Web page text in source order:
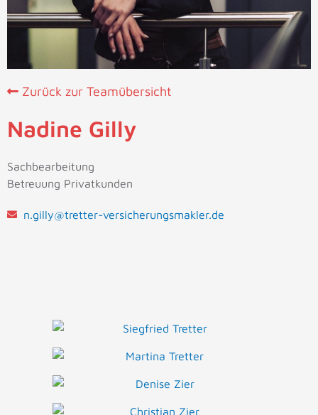
Zurück zur Teamübersicht
Nadine Gilly
Sachbearbeitung
Betreuung Privatkunden
n.gilly@tretter-versicherungsmakler.de